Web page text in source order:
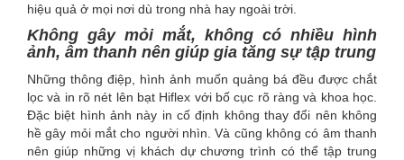
hiệu quả ở mọi nơi dù trong nhà hay ngoài trời.
Không gây mỏi mắt, không có nhiều hình
ảnh, âm thanh nên giúp gia tăng sự tập trung
Những thông điệp, hình ảnh muốn quảng bá đều được chắt
lọc và in rõ nét lên bạt Hiflex với bố cục rõ ràng và khoa học.
Đặc biệt hình ảnh này in cố định không thay đổi nên không
hề gây mỏi mắt cho người nhìn. Và cũng không có âm thanh
nên giúp những vị khách dự chương trình có thể tập trung